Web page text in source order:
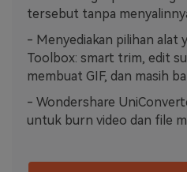
tersebut tanpa
- Menyediakan pilihan alat
Toolbox: smart trim, edit
membuat GIF, dan masih
- Wondershare
untuk burn video dan file